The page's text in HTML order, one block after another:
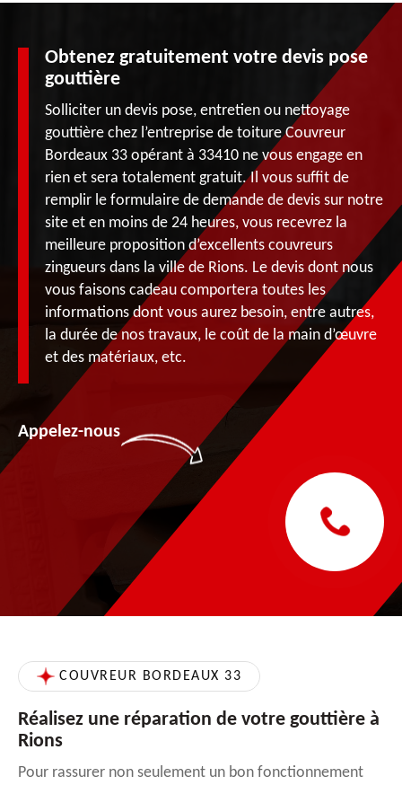
Obtenez gratuitement votre devis pose
gouttière
Solliciter un devis pose, entretien ou nettoyage
gouttière chez l’entreprise de toiture Couvreur
Bordeaux 33 opérant à 33410 ne vous engage en
rien et sera totalement gratuit. Il vous suffit de
remplir le formulaire de demande de devis sur notre
site et en moins de 24 heures, vous recevrez la
meilleure proposition d’excellents couvreurs
zingueurs dans la ville de Rions. Le devis dont nous
vous faisons cadeau comportera toutes les
informations dont vous aurez besoin, entre autres,
la durée de nos travaux, le coût de la main d’œuvre
et des matériaux, etc.
Appelez-nous
COUVREUR BORDEAUX 33
Réalisez une réparation de votre gouttière à
Rions
Pour rassurer non seulement un bon fonctionnement